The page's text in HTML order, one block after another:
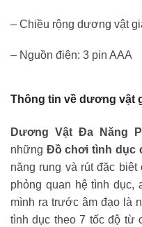
– Chiều rộng dương vật
– Nguồn điện: 3 pin AAA
Thông tin về dương vật
Dương Vật Đa Năng
những Đồ chơi tình dục
năng rung và rút đặc
phỏng quan hệ tình
mình ra trước âm đạo là
tình dục theo 7 tốc độ từ